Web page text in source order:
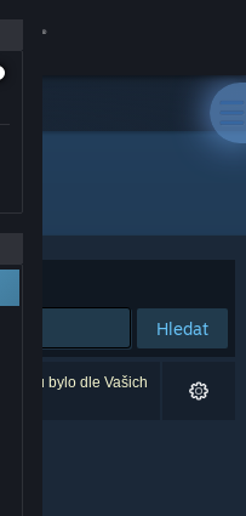
Hledat
bylo dle Vašich